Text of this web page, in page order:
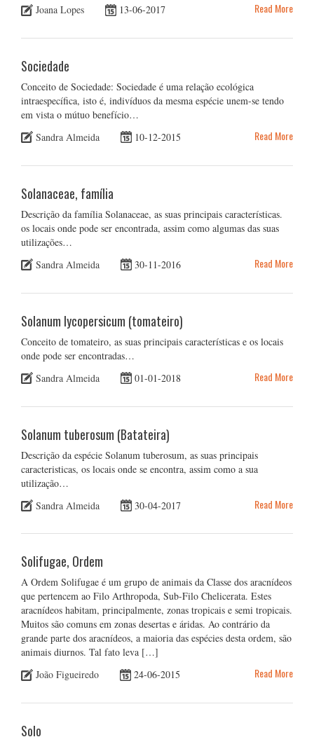
Joana Lopes
13-06-2017 Read More
Sociedade
Conceito de Sociedade: Sociedade é uma relação ecológica
intraespecífica, isto é, indivíduos da mesma espécie unem-se tendo
em vista o mútuo benefício…
Sandra Almeida
10-12-2015 Read More
Solanaceae, família
Descrição da família Solanaceae, as suas principais características.
os locais onde pode ser encontrada, assim como algumas das suas
utilizações…
Sandra Almeida
30-11-2016 Read More
Solanum lycopersicum (tomateiro)
Conceito de tomateiro, as suas principais características e os locais
onde pode ser encontradas…
Sandra Almeida
01-01-2018 Read More
Solanum tuberosum (Batateira)
Descrição da espécie Solanum tuberosum, as suas principais
caracteristicas, os locais onde se encontra, assim como a sua
utilização…
Sandra Almeida
30-04-2017 Read More
Solifugae, Ordem
A Ordem Solifugae é um grupo de animais da Classe dos aracnídeos
que pertencem ao Filo Arthropoda, Sub-Filo Chelicerata. Estes
aracnídeos habitam, principalmente, zonas tropicais e semi tropicais.
Muitos são comuns em zonas desertas e áridas. Ao contrário da
grande parte dos aracnídeos, a maioria das espécies desta ordem, são
animais diurnos. Tal fato leva […]
João Figueiredo
24-06-2015 Read More
Solo